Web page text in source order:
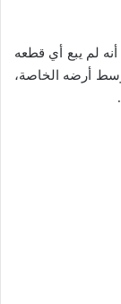
أنه لم يبع أي قطعه
أرضه الخاصة،